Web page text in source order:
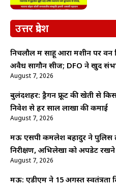
उत्तर प्रदेश
निचलौल में साहू आरा मशीन पर वन
अवैध सागौन सीज; DFO ने खुद
August 7, 2026
बुलंदशहर: ड्रैगन फ्रूट की खेती से
निवेश से हर साल लाखों की कमाई
August 7, 2026
मऊ एसपी कमलेश बहादुर ने पुलिस
निरीक्षण, अभिलेखों को अपडेट
August 7, 2026
मऊ: एडीएम ने 15 अगस्त स्वतंत्रता